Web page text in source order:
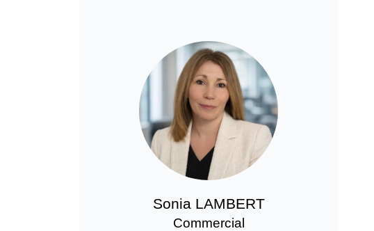
Sonia LAMBERT
Commercial